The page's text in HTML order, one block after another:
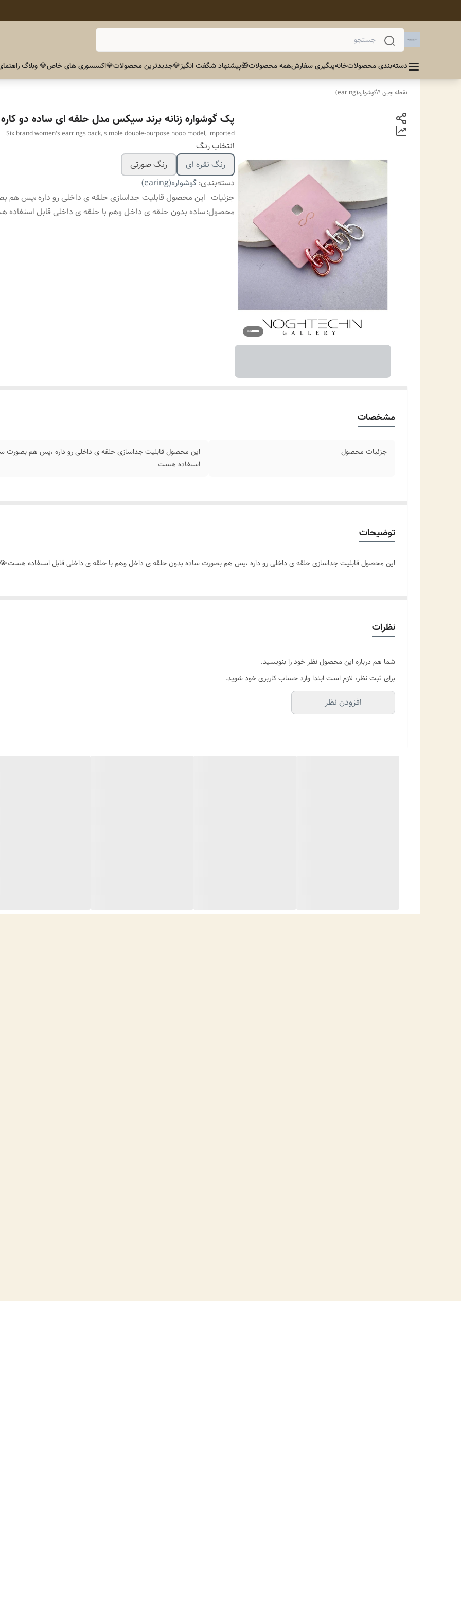
دسته‌بندی محصولاتخانهپیگیری سفارشهمه محصولات🎁پیشنهاد شگفت انگیز💎جدیدترین محصولات💎اکسسوری های خاص💎 وبلاگ
نقطه چین 1 /گوشواره(earing)
پک گوشواره زنانه برند سیکس مدل حلقه ای ساده دو کاره
Six brand women's earrings pack, simple double-purpose hoop model, imported
انتخاب رنگ
رنگ نقره ای
رنگ صورتی
دسته‌بندی: گوشواره(earing)
جزئیات
محصول:
این محصول قابلیت جداسازی حلقه ی داخلی رو داره ،پس هم
ساده بدون حلقه ی داخل وهم با حلقه ی داخلی قابل
مشخصات
جزئیات محصول
این محصول قابلیت جداسازی حلقه ی داخلی رو داره ،پس هم بصورت
استفاده هست
توضیحات
این محصول قابلیت جداسازی حلقه ی داخلی رو داره ،پس هم بصورت ساده بدون حلقه ی داخل وهم با حلقه ی داخلی قابل استفاده
نظرات
شما هم درباره این محصول نظر خود را بنویسید.
برای ثبت نظر، لازم است ابتدا وارد حساب کاربری خود شوید.
افزودن نظر